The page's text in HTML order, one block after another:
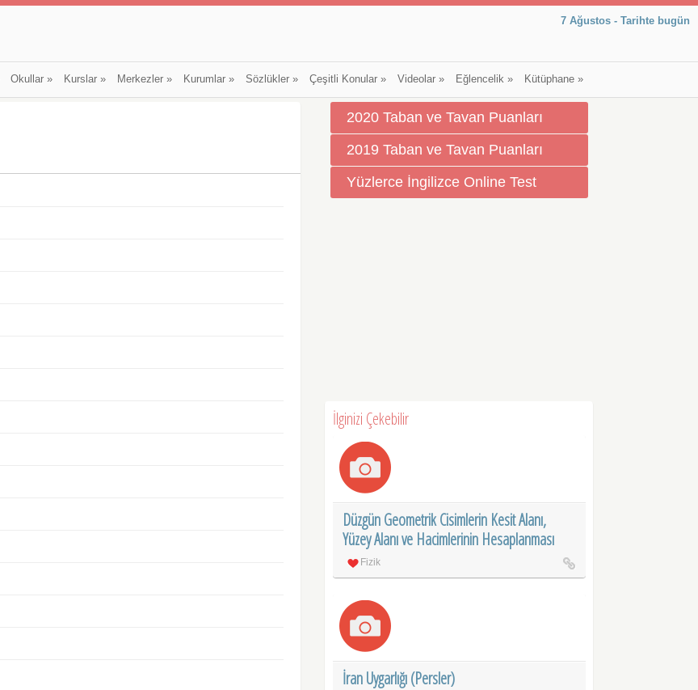
7 Ağustos - Tarihte bugün
Okullar» Kurslar» Merkezler» Kurumlar» Sözlükler» Çeşitli Konular» Videolar» Eğlencelik» Kütüphane»
2020 Taban ve Tavan Puanları
2019 Taban ve Tavan Puanları
Yüzlerce İngilizce Online Test
İlginizi Çekebilir
Düzgün Geometrik Cisimlerin Kesit Alanı,
Yüzey Alanı ve Hacimlerinin Hesaplanması
Fizik
İran Uygarlığı (Persler)